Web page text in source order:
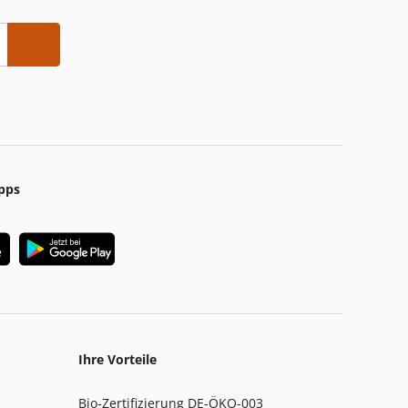
Ihre Vorteile
Bio-Zertifizierung DE-ÖKO-003